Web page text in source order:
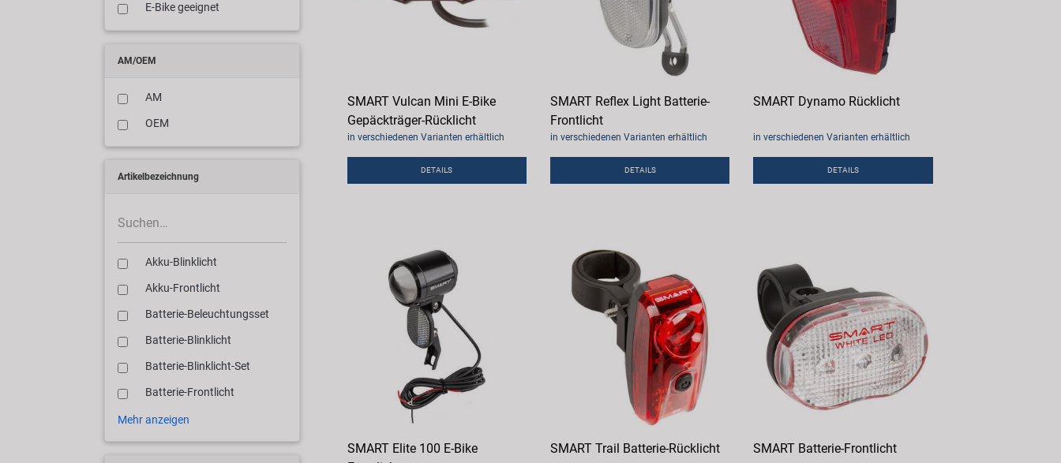
E-Bike geeignet
AM/OEM
AM
OEM
Artikelbezeichnung
Akku-Blinklicht
Akku-Frontlicht
Batterie-Beleuchtungsset
Batterie-Blinklicht
Batterie-Blinklicht-Set
Batterie-Frontlicht
Mehr anzeigen
SMART Vulcan Mini E-Bike
Gepäckträger-Rücklicht
in verschiedenen Varianten erhältlich
DETAILS
SMART Reflex Light Batterie-
Frontlicht
in verschiedenen Varianten erhältlich
DETAILS
SMART Dynamo Rücklicht
in verschiedenen Varianten erhältlich
DETAILS
SMART Elite 100 E-Bike
SMART Trail Batterie-Rücklicht SMART Batterie-Frontlicht